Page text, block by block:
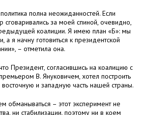
полна неожиданностей. Если
за моей спиной, очевидно,
коалиции. Я имею план «Б»: мы
а я начну готовиться к президентской
– отметила она.
Президент, согласившись на коалицию с
В. Януковичем, хотел построить
и западную часть нашей страны.
– этот эксперимент не
ни стабилизации, поэтому ни в коем